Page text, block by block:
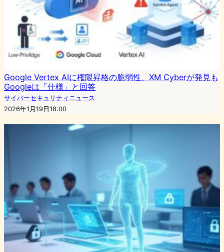
Google Vertex AIに権限昇格の脆弱性、XM Cyberが発見も
Googleは「仕様」と回答
サイバーセキュリティニュース
2026年1月19日18:00